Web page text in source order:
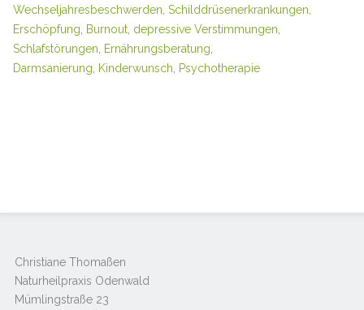
Wechseljahresbeschwerden Schilddrüsenerkrankungen,
Erschöpfung
Burnout, depressive Verstimmungen
Schlafstörungen
Ernährungsberatung
Darmsanierung
Kinderwunsch Psychotherapie
Christiane Thomaßen
Naturheilpraxis Odenwald
Mümlingstraße 23